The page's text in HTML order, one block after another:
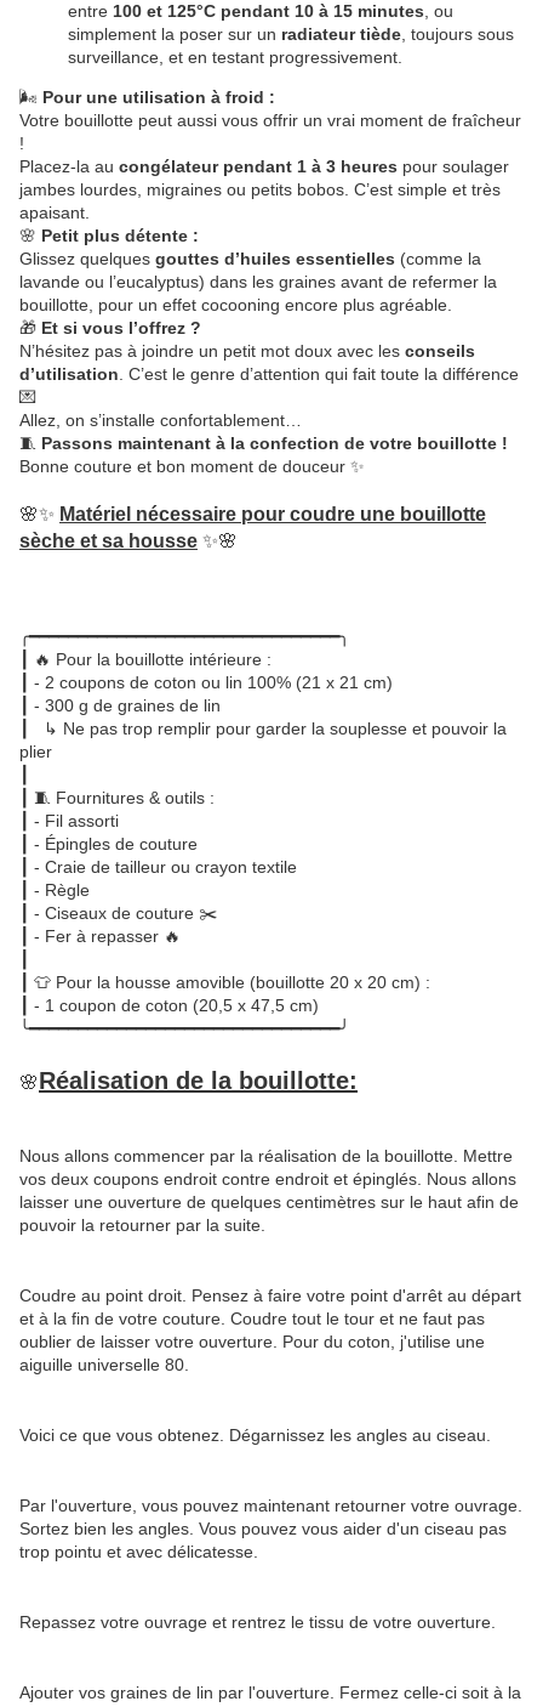
entre 100 et 125°C pendant 10 à 15 minutes , ou
simplement la poser sur un radiateur tiède , toujours sous
surveillance, et en testant progressivement.
🌬️ Pour une utilisation à froid :
Votre bouillotte peut aussi vous offrir un vrai moment de fraîcheur
!
Placez-la au congélateur pendant 1 à 3 heures pour soulager
jambes lourdes, migraines ou petits bobos. C’est simple et très
apaisant.
🌸 Petit plus détente :
Glissez quelques gouttes d’huiles essentielles (comme la
lavande ou l’eucalyptus) dans les graines avant de refermer la
bouillotte, pour un effet cocooning encore plus agréable.
🎁 Et si vous l’offrez ?
N’hésitez pas à joindre un petit mot doux avec les conseils
d’utilisation . C’est le genre d’attention qui fait toute la différence
💌
Allez, on s’installe confortablement…
🧵 Passons maintenant à la confection de votre bouillotte !
Bonne couture et bon moment de douceur ✨
🌸✨ Matériel nécessaire pour coudre une bouillotte
sèche et sa housse ✨🌸
╭━━━━━━━━━━━━━━━━━━━━━━━━━━━━━━━━╮
┃ 🔥 Pour la bouillotte intérieure :
┃ - 2 coupons de coton ou lin 100% (21 x 21 cm)
┃ - 300 g de graines de lin
┃ ↳ Ne pas trop remplir pour garder la souplesse et pouvoir la
plier
┃ 🧵 Fournitures & outils :
┃ - Fil assorti
┃ - Épingles de couture
┃ - Craie de tailleur ou crayon textile
┃ - Règle
┃ - Ciseaux de couture ✂️
┃ - Fer à repasser 🔥
┃ 👕 Pour la housse amovible (bouillotte 20 x 20 cm) :
┃ - 1 coupon de coton (20,5 x 47,5 cm)
╰━━━━━━━━━━━━━━━━━━━━━━━━━━━━━━━━╯
🌸Réalisation de la bouillotte:
Nous allons commencer par la réalisation de la bouillotte. Mettre
vos deux coupons endroit contre endroit et épinglés. Nous allons
laisser une ouverture de quelques centimètres sur le haut afin de
pouvoir la retourner par la suite.
Coudre au point droit. Pensez à faire votre point d'arrêt au départ
et à la fin de votre couture. Coudre tout le tour et ne faut pas
oublier de laisser votre ouverture. Pour du coton, j'utilise une
aiguille universelle 80.
Voici ce que vous obtenez. Dégarnissez les angles au ciseau.
Par l'ouverture, vous pouvez maintenant retourner votre ouvrage.
Sortez bien les angles. Vous pouvez vous aider d'un ciseau pas
trop pointu et avec délicatesse.
Repassez votre ouvrage et rentrez le tissu de votre ouverture.
Ajouter vos graines de lin par l'ouverture. Fermez celle-ci soit à la